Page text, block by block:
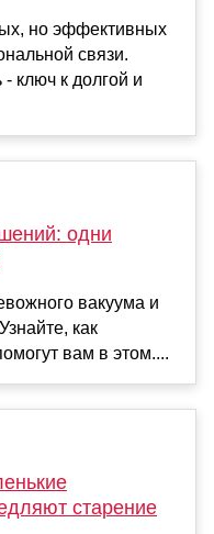
но эффективных
связи.
ключ к долгой и
одни
вакуума и
как
вам в этом....
старение